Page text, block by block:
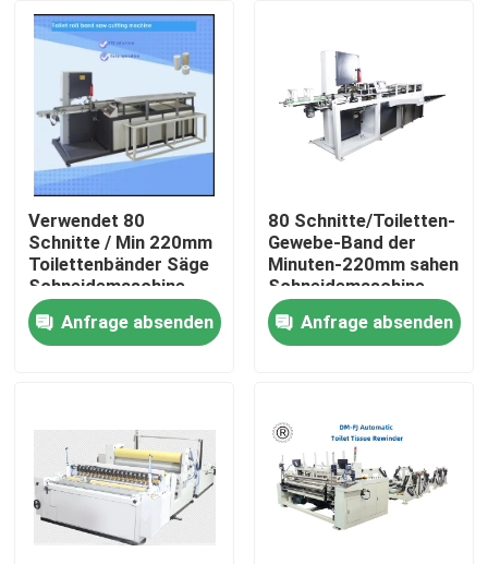
Produkte
Verwendet 80
Schnitte / Min 220mm
Toilettenbänder Säge
Schneidemaschine
Anfrage absenden
80 Schnitte/Toiletten-
Gewebe-Band der
Minuten-220mm sahen
Schneidemaschine
Anfrage absenden